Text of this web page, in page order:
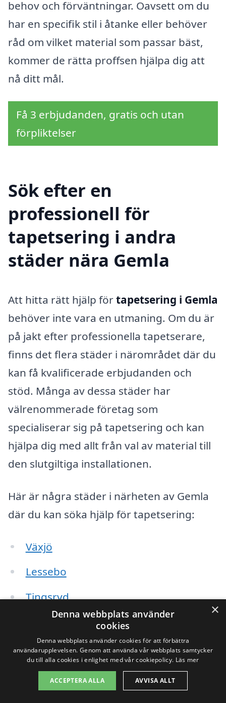
behov och förväntningar. Oavsett om du
har en specifik stil i åtanke eller behöver
råd om vilket material som passar bäst,
kommer de rätta proffsen hjälpa dig att
nå ditt mål.
Få 3 erbjudanden, gratis och utan
förpliktelser
Sök efter en
professionell för
tapetsering i andra
städer nära Gemla
Att hitta rätt hjälp förtapetsering i Gemla
behöver inte vara en utmaning. Om du är
på jakt efter professionella tapetserare,
finns det flera städer i närområdet där du
kan få kvalificerade erbjudanden och
stöd. Många av dessa städer har
välrenommerade företag som
specialiserar sig på tapetsering och kan
hjälpa dig med allt från val av material till
den slutgiltiga installationen.
Här är några städer i närheten av Gemla
där du kan söka hjälp för tapetsering:
Växjö
Lessebo
Tingsryd
Alvesta
Ljungby
Kronoberg
×
Denna webbplats använder
cookies
Denna webbplats använder cookies för att förbättra
användarupplevelsen. Genom att använda vår webbplats samtycker
du till alla cookies i enlighet med vår cookiepolicy. Läs mer
ACCEPTERA ALLA AVVISA ALLT